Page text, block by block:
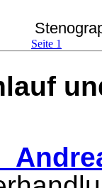
Seite 1